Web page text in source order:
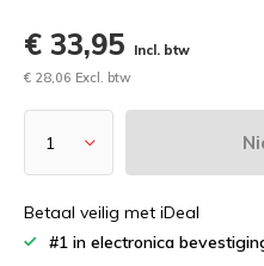
€ 33,95
Incl. btw
€ 28,06 Excl. btw
Betaal veilig met iDeal
#1 in electronica